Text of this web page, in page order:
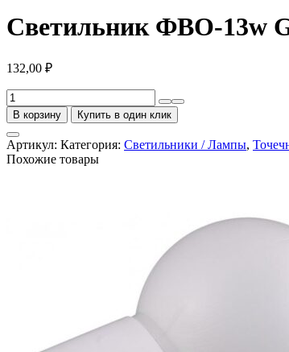
Светильник ФВО-13w
132,00 ₽
Количество
товара
Светильник
ФВО-13w
GX53
хром
В корзину Купить в один клик
Артикул: Категория: Светильники / Лампы,
Похожие товары